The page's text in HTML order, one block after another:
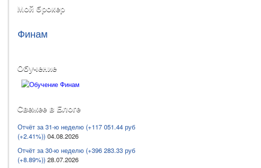
Мой брокер
Финам
Обучение
Свежее в Блоге
Отчёт за 31-ю неделю (+117 051.44 руб
(+2.41%)) 04.08.2026
Отчёт за 30-ю неделю (+396 283.33 руб
(+8.89%)) 28.07.2026